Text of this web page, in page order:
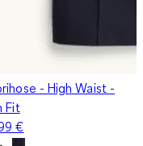
- High Waist -
Fit
€